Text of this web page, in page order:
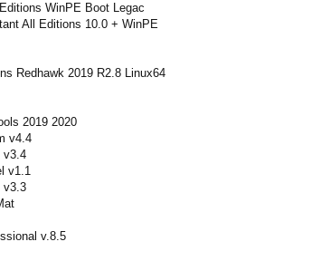
WinPE Boot Legac
All Editions 10.0 + WinPE
Redhawk 2019 R2.8 Linux64
2019 2020
v4.4
v3.4
v1.1
v3.3
v.8.5